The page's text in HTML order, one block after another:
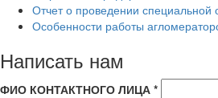
Отчет о проведении специальной
Особенности работы
Написать нам
ФИО КОНТАКТНОГО ЛИЦА *